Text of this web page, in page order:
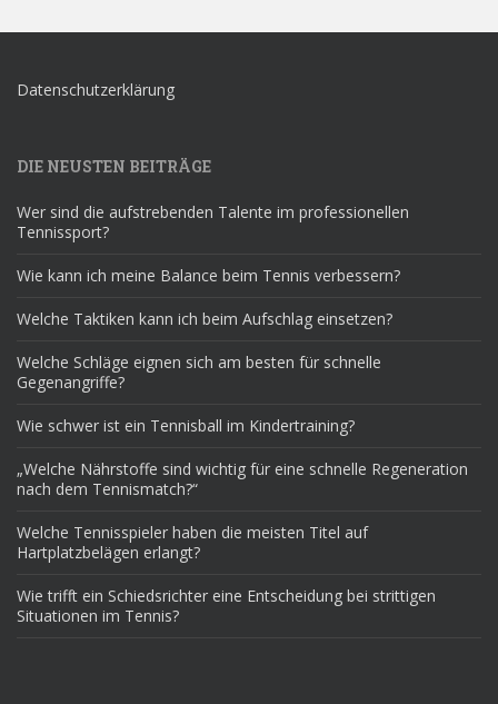
Datenschutzerklärung
DIE NEUSTEN BEITRÄGE
Wer sind die aufstrebenden Talente im professionellen
Tennissport?
Wie kann ich meine Balance beim Tennis verbessern?
Welche Taktiken kann ich beim Aufschlag einsetzen?
Welche Schläge eignen sich am besten für schnelle
Gegenangriffe?
Wie schwer ist ein Tennisball im Kindertraining?
„Welche Nährstoffe sind wichtig für eine schnelle Regeneration
nach dem Tennismatch?“
Welche Tennisspieler haben die meisten Titel auf
Hartplatzbelägen erlangt?
Wie trifft ein Schiedsrichter eine Entscheidung bei strittigen
Situationen im Tennis?